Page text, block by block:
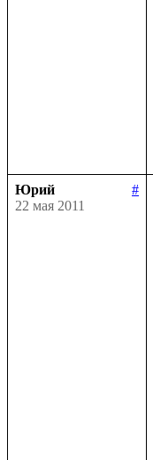
Юрий
#
22 мая 2011